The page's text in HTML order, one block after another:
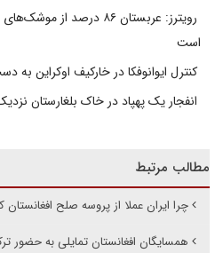
رویترز: عربستان ۸۶ درصد
است
کنترل ایوانوفکا در خارکیف اوکراین به
انفجار یک پهپاد در خاک بلغارستان
مطالب مرتبط
چرا ایران عملا از پروسه صلح
همسایگان افغانستان تمایلی به حضور